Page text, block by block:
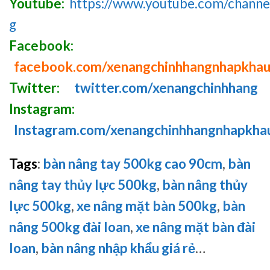
Youtube: https://www.youtube.com/
g
Facebook:
facebook.com/xenangchinhhangnhapkhau
Twitter:
twitter.com/xenangchinhhang
Instagram:
Instagram.com/
Tags: bàn nâng tay 500kg cao 90cm, bàn
nâng tay thủy lực 500kg, bàn nâng thủy
lực 500kg,xe nâng mặt bàn 500kg, bàn
nâng 500kg đài loan,xe nâng mặt bàn đài
loan, bàn nâng nhập khẩu giá rẻ…